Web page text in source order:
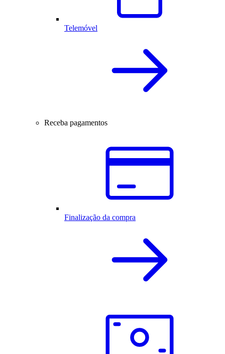
Telemóvel
Receba pagamentos
Finalização da compra